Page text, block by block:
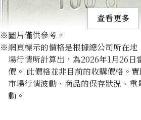
Platinum (Pt1000) Tanaka
查看更多
※圖片僅供參考。
※網頁標示的價格是根據總公司所在地
場行情所計算出，為2026年1月26日
價。 此價格並非目前的收購價格。
市場行情波動、商品的保存狀況、
動。